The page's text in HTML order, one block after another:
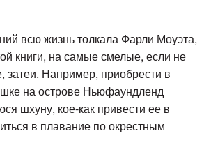
всю жизнь толкала Фарли Моуэта,
книги, на самые смелые, если не
затеи. Например, приобрести в
на острове Ньюфаундленд
шхуну, кое-как привести ее в
в плавание по окрестным